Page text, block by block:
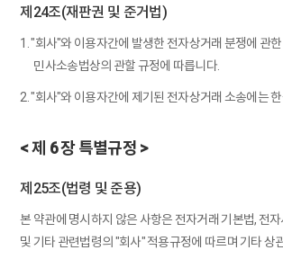
제24조(재판권 및 준거법)
1. "회사"와 이용자간에 발생한 전자상거래 분쟁에 관
민사소송법상의 관할 규정에 따릅니다.
2. "회사"와 이용자간에 제기된 전자상거래 소송에는
< 제 6 장 특별규정 >
제25조(법령 및 준용)
본 약관에 명시하지 않은 사항은 전자거래 기본법, 전
및 기타 관련법령의 "회사" 적용규정에 따르며 기타 상